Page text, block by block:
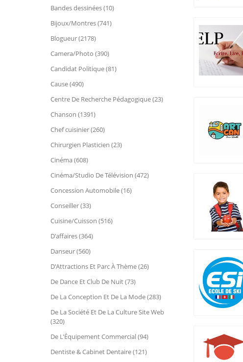
Bandes dessinées (10)
Bijoux/Montres (741)
Blogueur (2178)
Camera/Photo (390)
Candidat Politique (81)
Cause (490)
Centre De Recherche Pédagogique (23)
Chanson (1391)
Chef cuisinier (260)
Chirurgien Plasticien (23)
Cinéma (608)
Cinéma/Studio De Télévision (472)
Concession Automobile (16)
Conseiller (33)
Cuisine/Cuisson (516)
D'affaires (364)
Danseur (560)
D'Attractions Et Parc À Thème (26)
De Dance Et Club De Nuit (73)
De La Conception Et De La Mode (283)
De La Société Et De La Culture Site Web
(320)
De L'Équipement Commercial (94)
Dentiste & Cabinet Dentaire (121)